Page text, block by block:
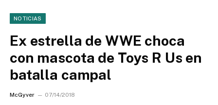
NOTICIAS
Ex estrella de WWE choca
con mascota de Toys R Us en
batalla campal
McGyver 07/14/2018